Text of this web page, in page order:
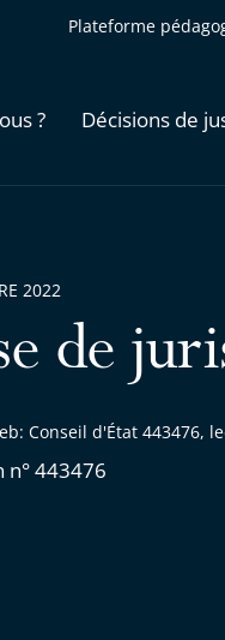
Plateforme
? Décisions de
de
Conseil d'État 443476,
n° 443476
2022